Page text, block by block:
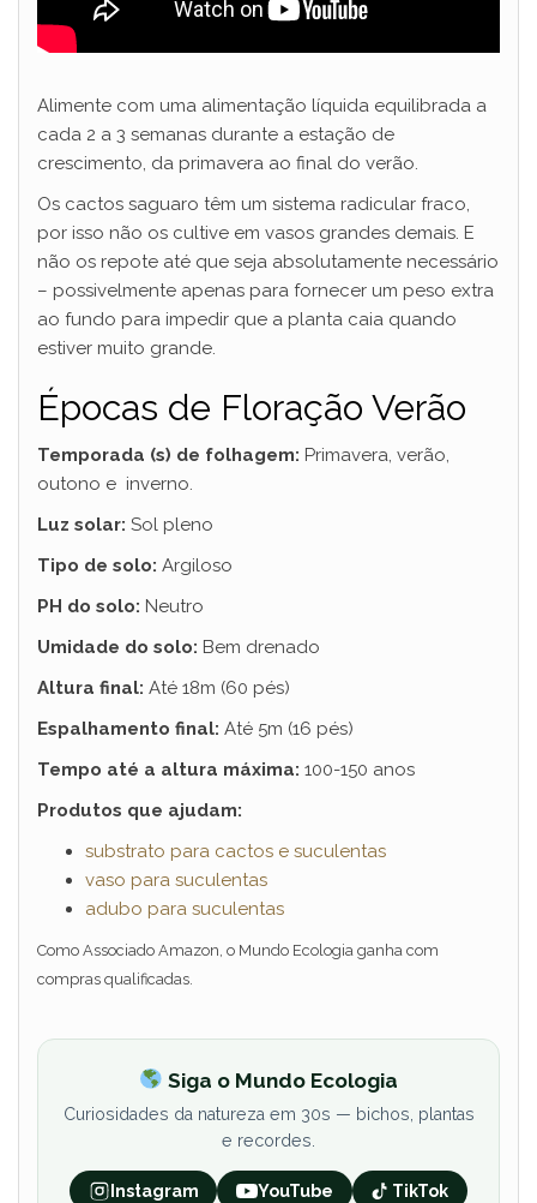
Alimente com uma alimentação líquida equilibrada a
cada 2 a 3 semanas durante a estação de
crescimento, da primavera ao final do verão.
Os cactos saguaro têm um sistema radicular fraco,
por isso não os cultive em vasos grandes demais. E
não os repote até que seja absolutamente necessário
– possivelmente apenas para fornecer um peso extra
ao fundo para impedir que a planta caia quando
estiver muito grande.
Épocas de Floração Verão
Temporada (s) de folhagem: Primavera, verão,
outono e inverno.
Luz solar: Sol pleno
Tipo de solo: Argiloso
PH do solo: Neutro
Umidade do solo: Bem drenado
Altura final: Até 18m (60 pés)
Espalhamento final: Até 5m (16 pés)
Tempo até a altura máxima: 100-150 anos
Produtos que ajudam:
substrato para cactos e suculentas
vaso para suculentas
adubo para suculentas
Como Associado Amazon, o Mundo Ecologia ganha com
compras qualificadas.
Siga o Mundo Ecologia
Curiosidades da natureza em 30s — bichos, plantas
e recordes.
Instagram YouTube TikTok